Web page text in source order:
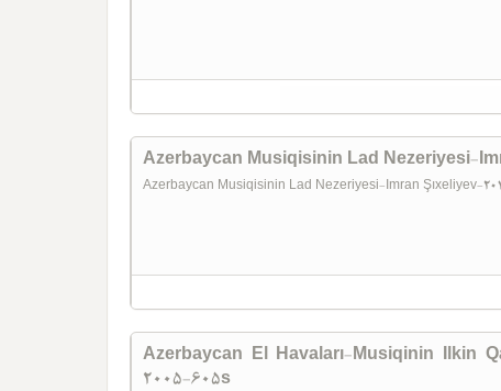
Azerbaycan Musiqisinin Lad Nezeriyesi-
Azerbaycan Musiqisinin Lad Nezeriyesi-Imran Şıxeliyev-
Azerbaycan El Havaları-Musiqinin Ilkin
2005-605s